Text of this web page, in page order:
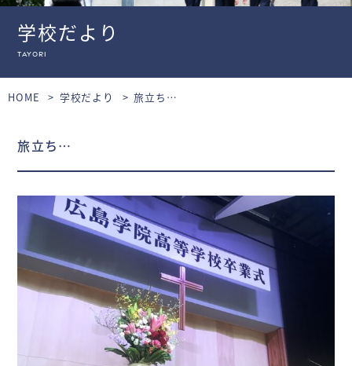
学校だより
tayori
HOME 学校だより 旅立ち…
旅立ち…